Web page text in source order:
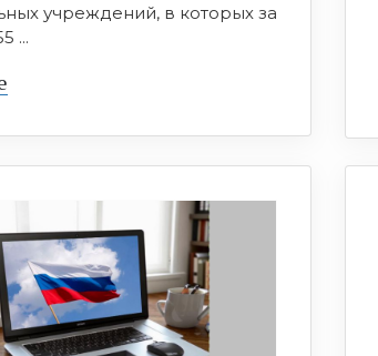
учреждений, в которых за
...